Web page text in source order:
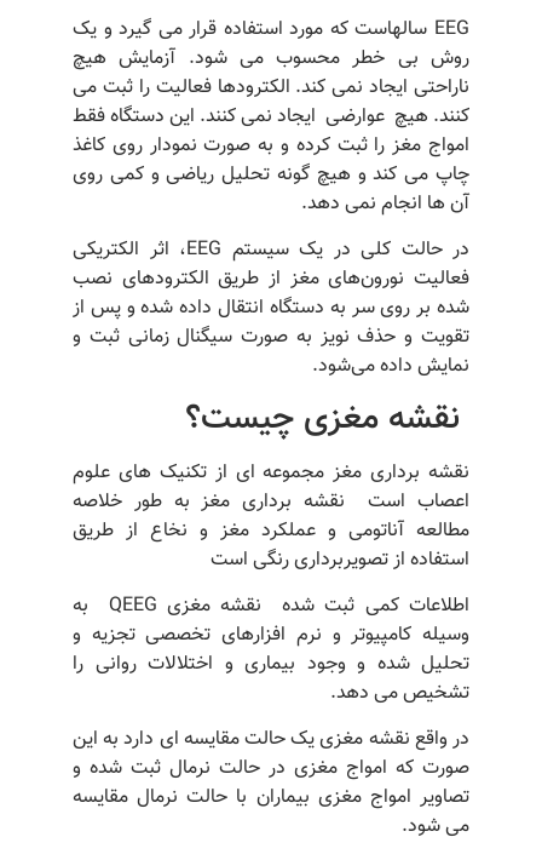
EEG سالهاست که مورد استفاده قرار می گیرد و یک
روش بی خطر محسوب می شود. آزمایش هیچ
ناراحتی ایجاد نمی کند. الکترودها فعالیت را ثبت می
کنند. هیچ عوارضی ایجاد نمی کنند. این دستگاه فقط
امواج مغز را ثبت کرده و به صورت نمودار روی کاغذ
چاپ می کند و هیچ گونه تحلیل ریاضی و کمی روی
آن ها انجام نمی دهد.
در حالت کلی در یک سیستم EEG، اثر الکتریکی
فعالیت نورون‌های مغز از طریق الکترودهای نصب
شده بر روی سر به دستگاه انتقال داده شده و پس از
تقویت و حذف نویز به صورت سیگنال زمانی ثبت و
نمایش داده می‌شود.
نقشه مغزی چیست؟
نقشه برداری مغز مجموعه ای از تکنیک های علوم
اعصاب است نقشه برداری مغز به طور خلاصه
مطالعه آناتومی و عملکرد مغز و نخاع از طریق
استفاده از تصویربرداری رنگی است
اطلاعات کمی ثبت شده نقشه مغزی QEEG به
وسیله کامپیوتر و نرم افزارهای تخصصی تجزیه و
تحلیل شده و وجود بیماری و اختلالات روانی را
تشخیص می دهد.
در واقع نقشه مغزی یک حالت مقایسه ای دارد به این
صورت که امواج مغزی در حالت نرمال ثبت شده و
تصاویر امواج مغزی بیماران با حالت نرمال مقایسه
می شود.